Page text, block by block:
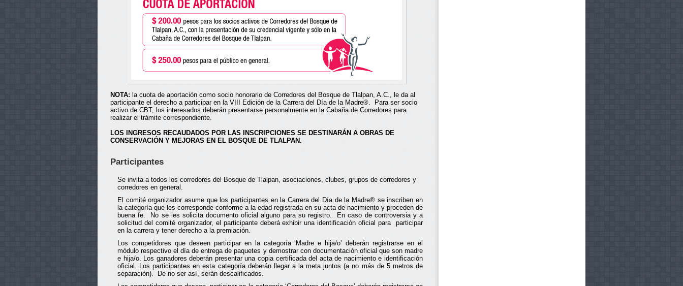
NOTA: la cuota de aportación como socio honorario de Corredores del Bosque de Tlalpan, A.C., le da al
participante el derecho a participar en la VIII Edición de la Carrera del Día de la Madre®. Para ser socio
activo de CBT, los interesados deberán presentarse personalmente en la Cabaña de Corredores para
realizar el trámite correspondiente.
LOS INGRESOS RECAUDADOS POR LAS INSCRIPCIONES SE DESTINARÁN A OBRAS DE
CONSERVACIÓN Y MEJORAS EN EL BOSQUE DE TLALPAN.
Participantes
Se invita a todos los corredores del Bosque de Tlalpan, asociaciones, clubes, grupos de corredores y
corredores en general.
El comité organizador asume que los participantes en la Carrera del Día de la Madre® se inscriben en
la categoría que les corresponde conforme a la edad registrada en su acta de nacimiento y proceden de
buena fe. No se les solicita documento oficial alguno para su registro. En caso de controversia y a
solicitud del comité organizador, el participante deberá exhibir una identificación oficial para participar
en la carrera y tener derecho a la premiación.
Los competidores que deseen participar en la categoría ‘Madre e hija/o’ deberán registrarse en el
módulo respectivo el día de entrega de paquetes y demostrar con documentación oficial que son madre
e hija/o. Los ganadores deberán presentar una copia certificada del acta de nacimiento e identificación
oficial. Los participantes en esta categoría deberán llegar a la meta juntos (a no más de 5 metros de
separación). De no ser así, serán descalificados.